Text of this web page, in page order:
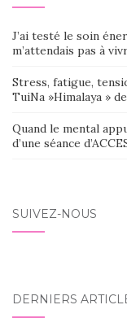
J’ai testé le soin
m’attendais pas à
Stress, fatigue,
TuiNa »Himalaya »
Quand le mental
d’une séance
SUIVEZ-NOUS
DERNIERS